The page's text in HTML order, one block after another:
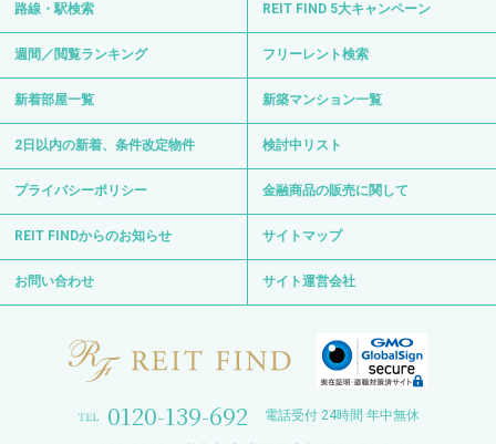
路線・駅検索 REIT FIND 5大キャンペーン
週間／閲覧ランキング フリーレント検索
新着部屋一覧 新築マンション一覧
2日以内の新着、条件改定物件 検討中リスト
プライバシーポリシー 金融商品の販売に関して
REIT FINDからのお知らせ サイトマップ
お問い合わせ サイト運営会社
0120-139-692 電話受付 24時間 年中無休